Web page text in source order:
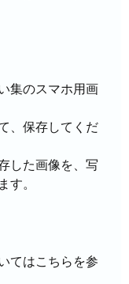
集のスマホ用画
、保存してくだ
した画像を、写
す。
てはこちらを参